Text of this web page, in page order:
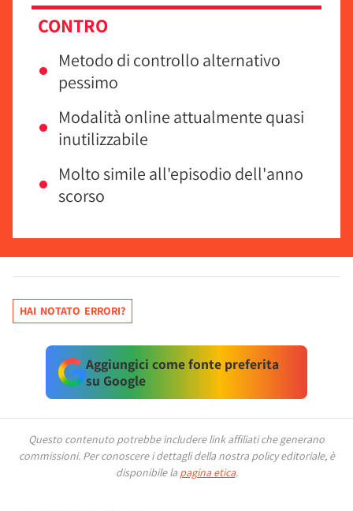
CONTRO
Metodo di controllo alternativo
pessimo
Modalità online attualmente quasi
inutilizzabile
Molto simile all'episodio dell'anno
scorso
HAI NOTATO ERRORI?
Aggiungici come fonte preferita
su Google
Questo contenuto potrebbe includere link affiliati che generano
commissioni. Per conoscere i dettagli della nostra policy editoriale, è
disponibile la pagina etica.